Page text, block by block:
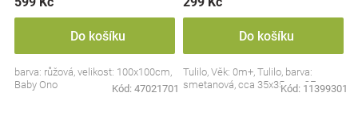
Do košíku
barva: růžová, velikost: 100x100cm,
Baby Ono
Kód: 47021701
Do košíku
Tulilo, Věk: 0m+, Tulilo, barva:
smetanová, cca 35x35cm, CE
Kód: 11399301